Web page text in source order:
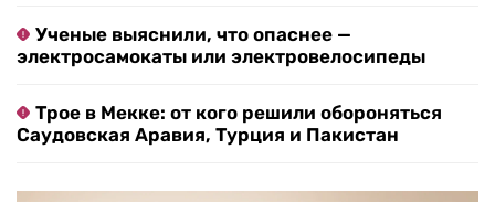
Ученые выяснили, что опаснее —
электросамокаты или электровелосипеды
Трое в Мекке: от кого решили обороняться
Саудовская Аравия, Турция и Пакистан